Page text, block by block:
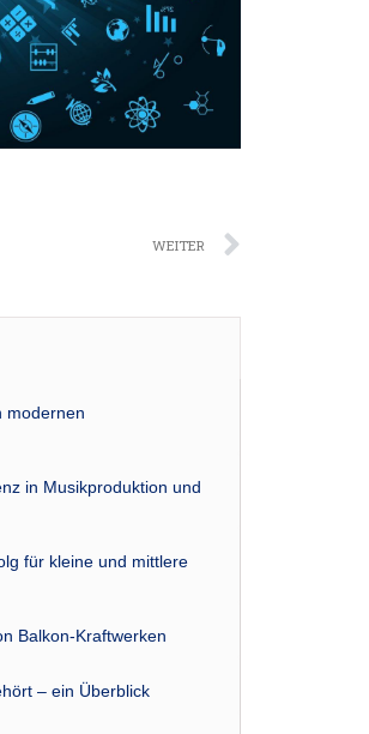
WEITER
modernen
in Musikproduktion und
für kleine und mittlere
Balkon-Kraftwerken
– ein Überblick